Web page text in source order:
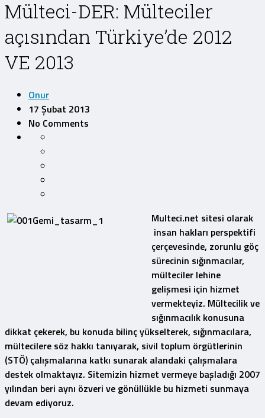
Mülteci-DER: Mülteciler
açısından Türkiye’de 2012
VE 2013
Onur
17 Şubat 2013
No Comments
Multeci.net sitesi olarak
insan hakları perspektifi
çerçevesinde, zorunlu göç
sürecinin sığınmacılar,
mülteciler lehine
gelişmesi için hizmet
vermekteyiz. Mültecilik ve
sığınmacılık konusuna
dikkat çekerek, bu konuda bilinç yükselterek, sığınmacılara,
mültecilere söz hakkı tanıyarak, sivil toplum örgütlerinin
(STÖ) çalışmalarına katkı sunarak alandaki çalışmalara
destek olmaktayız. Sitemizin hizmet vermeye başladığı 2007
yılından beri aynı özveri ve gönüllükle bu hizmeti sunmaya
devam ediyoruz.